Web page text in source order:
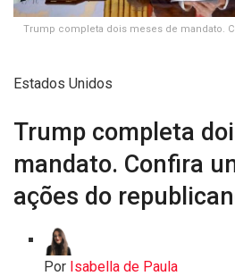
Trump completa dois meses de mandato.
Estados Unidos
Trump completa
mandato. Confira
ações do
Por Isabella de Paula